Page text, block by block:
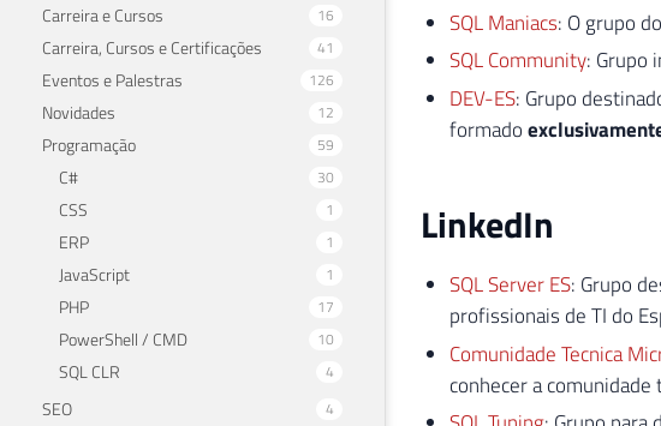
Carreira e Cursos 16
Carreira, Cursos e Certificações 41
Eventos e Palestras 126
Novidades 12
Programação 59
C# 30
CSS 1
ERP 1
JavaScript 1
PHP 17
PowerShell / CMD 10
SQL CLR 4
SEO 4
SQL Maniacs: O grupo
SQL Community: Grupo
DEV-ES: Grupo
formado
LinkedIn
SQL Server ES: Grupo
profissionais de TI do
Comunidade Tecnica
conhecer a